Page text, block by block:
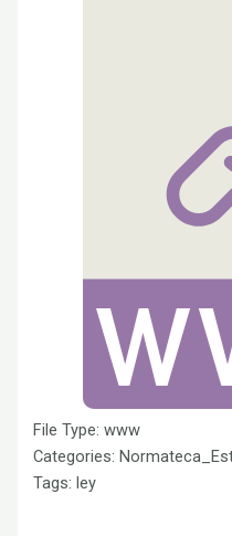
File Type:www
Categories:
Tags:ley